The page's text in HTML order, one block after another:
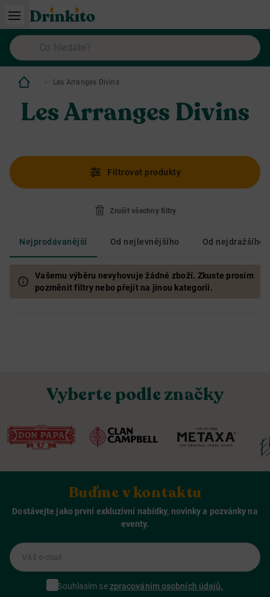
Les Arranges Divins
Les Arranges Divins
Filtrovat produkty
Zrušit všechny filtry
Nejprodávanější Od nejlevnějšího Od nejdražšího
Vašemu výběru nevyhovuje žádné zboží. Zkuste prosím
pozměnit filtry nebo přejít na jinou kategorii.
Vyberte podle značky
Buďme v kontaktu
Dostávejte jako první exkluzivní nabídky, novinky a pozvánky na
eventy.
Váš e-mail
Souhlasím sezpracováním osobních údajů.